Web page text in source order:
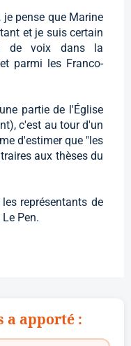
pense que Marine
et je suis certain
de voix dans la
parmi les Franco-
partie de l'Église
c'est au tour d'un
d'estimer que "les
aux thèses du
représentants de
Pen.
a apporté :